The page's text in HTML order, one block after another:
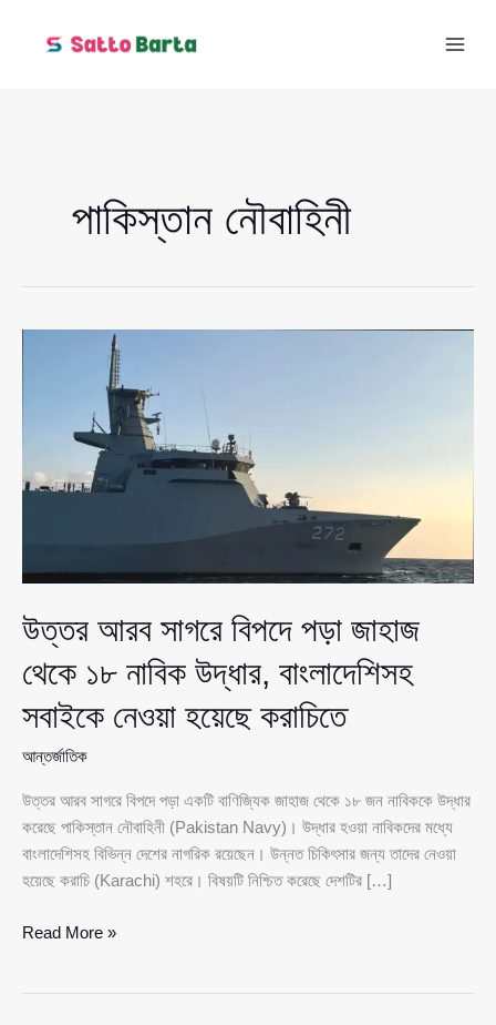
পাকিস্তান নৌবাহিনী
উত্তর আরব সাগরে বিপদে পড়া জাহাজ
থেকে ১৮ নাবিক উদ্ধার, বাংলাদেশিসহ
সবাইকে নেওয়া হয়েছে করাচিতে
আন্তর্জাতিক
উত্তর আরব সাগরে বিপদে পড়া একটি বাণিজ্যিক জাহাজ থেকে ১৮ জন নাবিককে উদ্ধার
করেছে পাকিস্তান নৌবাহিনী (Pakistan Navy)। উদ্ধার হওয়া নাবিকদের মধ্যে
বাংলাদেশিসহ বিভিন্ন দেশের নাগরিক রয়েছেন। উন্নত চিকিৎসার জন্য তাদের নেওয়া
হয়েছে করাচি (Karachi) শহরে। বিষয়টি নিশ্চিত করেছে দেশটির […]
উত্তর
Read More »